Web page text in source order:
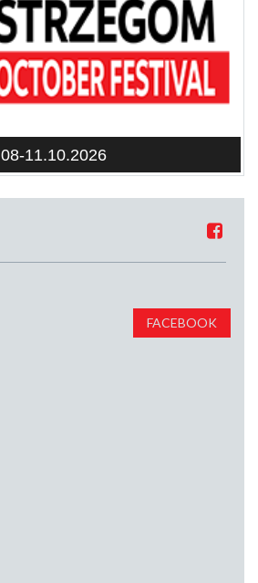
08-11.10.2026
FACEBOOK